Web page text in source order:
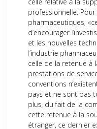
celle relative à la
professionnelle.
pharmaceutiques,
d’encourager
et les nouvelles
l’industrie
celle de la retenue à
prestations de
conventions
pays et ne sont pas
plus, du fait de la
cette retenue à la
étranger, ce dernier